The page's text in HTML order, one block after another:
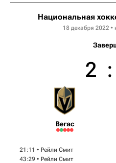
Национальная
18 декабря 2022 •
Вегас
2 :
21:11 • Рейли Смит
43:29 • Рейли Смит